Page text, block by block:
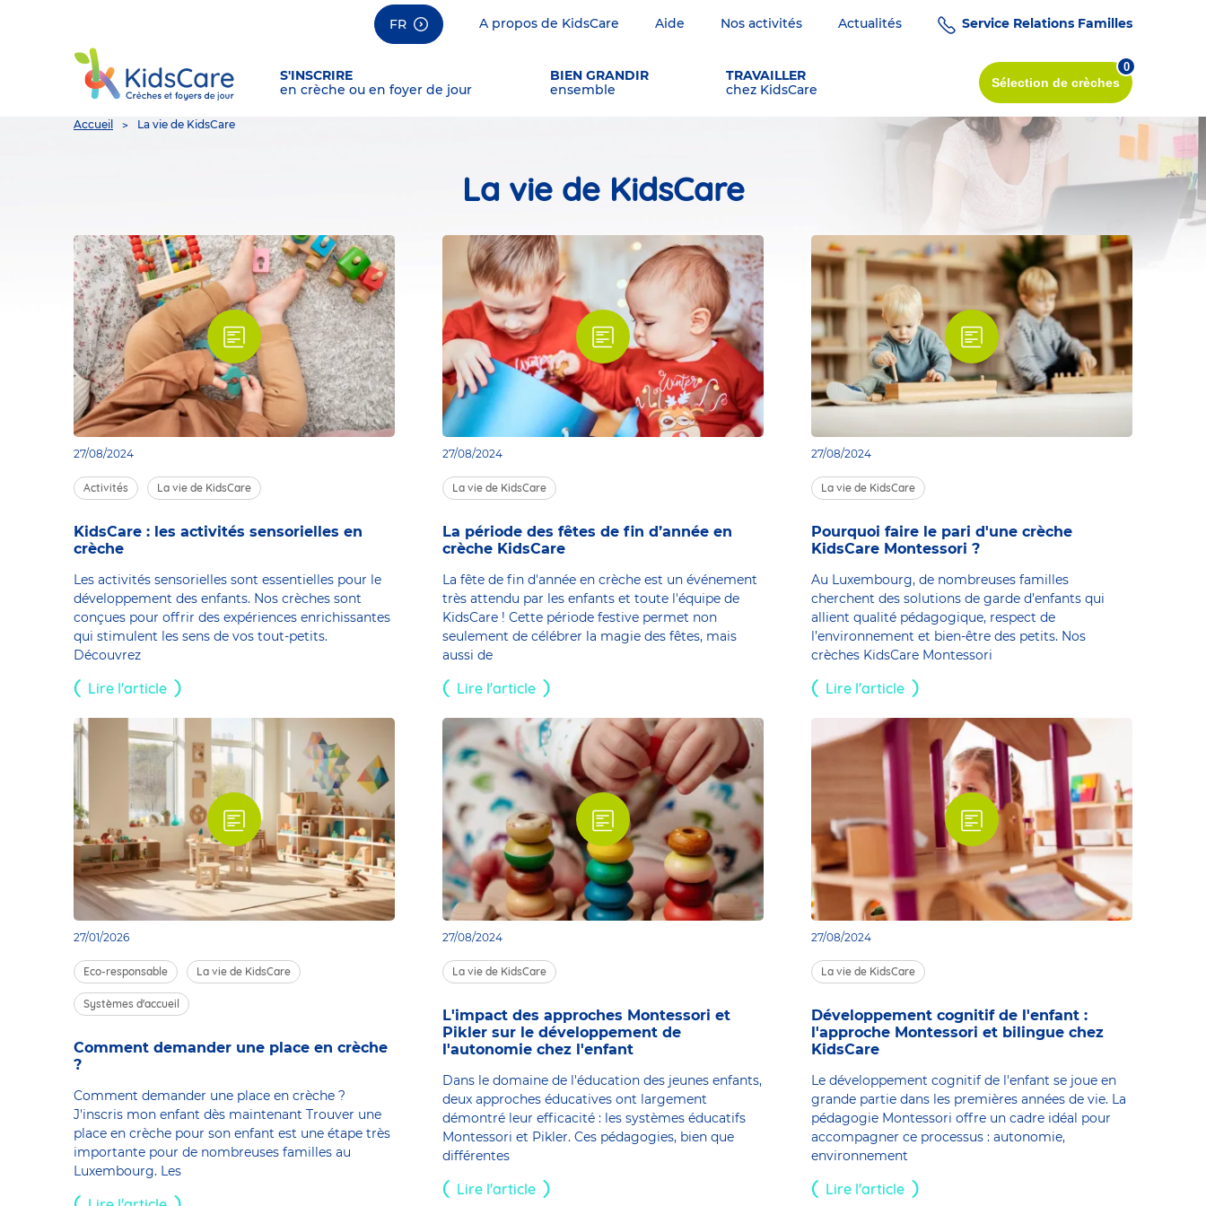
FR A propos de KidsCare Aide Nos activités Actualités Service Relations Familles
S'INSCRIRE
en crèche ou en foyer de jour
BIEN GRANDIR
ensemble
TRAVAILLER
chez KidsCare
Sélection de crèches
0
You
Accueil La vie de KidsCare
La vie de KidsCare
27/08/2024
Activités La vie de KidsCare
KidsCare : les activités sensorielles en
crèche
Les activités sensorielles sont essentielles pour le
développement des enfants. Nos crèches sont
conçues pour offrir des expériences enrichissantes
qui stimulent les sens de vos tout-petits.
Découvrez
Lire l'article
27/08/2024
La vie de KidsCare
La période des fêtes de fin d’année en
crèche KidsCare
La fête de fin d'année en crèche est un événement
très attendu par les enfants et toute l'équipe de
KidsCare ! Cette période festive permet non
seulement de célébrer la magie des fêtes, mais
aussi de
Lire l'article
27/08/2024
La vie de KidsCare
Pourquoi faire le pari d'une crèche
KidsCare Montessori ?
Au Luxembourg, de nombreuses familles
cherchent des solutions de garde d’enfants qui
allient qualité pédagogique, respect de
l’environnement et bien-être des petits. Nos
crèches KidsCare Montessori
Lire l'article
27/01/2026
Eco-responsable La vie de KidsCare
Systèmes d'accueil
Comment demander une place en crèche
?
Comment demander une place en crèche ?
J'inscris mon enfant dès maintenant Trouver une
place en crèche pour son enfant est une étape très
importante pour de nombreuses familles au
Luxembourg. Les
27/08/2024
La vie de KidsCare
L'impact des approches Montessori et
Pikler sur le développement de
l'autonomie chez l'enfant
Dans le domaine de l'éducation des jeunes enfants,
deux approches éducatives ont largement
démontré leur efficacité : les systèmes éducatifs
Montessori et Pikler. Ces pédagogies, bien que
différentes
Lire l'article
27/08/2024
La vie de KidsCare
Développement cognitif de l'enfant :
l'approche Montessori et bilingue chez
KidsCare
Le développement cognitif de l'enfant se joue en
grande partie dans les premières années de vie. La
pédagogie Montessori offre un cadre idéal pour
accompagner ce processus : autonomie,
environnement
Lire l'article